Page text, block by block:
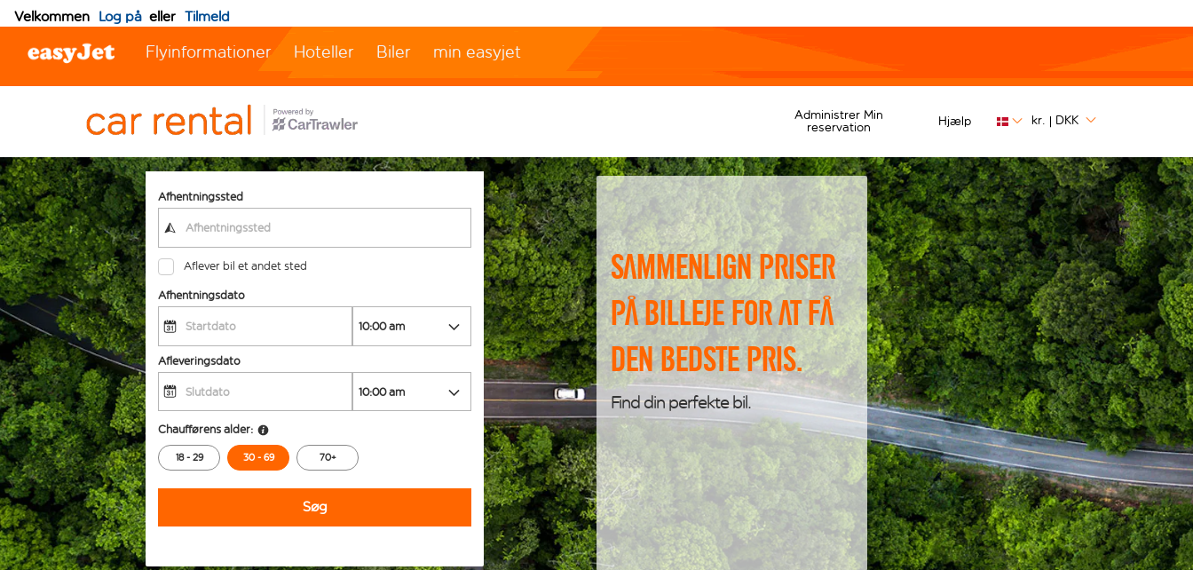
Velkommen Log på eller Tilmeld
Flyinformationer Hoteller Biler min easyjet
Administrer Min
reservation
Hjælp kr. | DKK
Afhentningssted
Aflever bil et andet sted
Afhentningsdato
Afleveringsdato
Chaufførens alder:
18 - 29 30 - 69 70+
Søg
Sammenlign priser
på billeje for at få
den bedste pris.
Find din perfekte bil.